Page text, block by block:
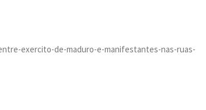
exercito-de-maduro-e-manifestantes-nas-ruas-